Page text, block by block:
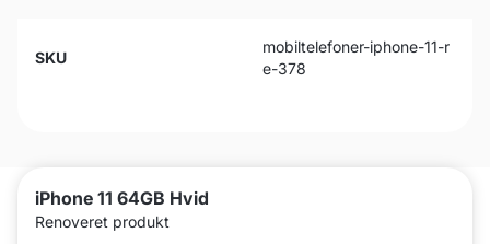
iPhone 11 64GB Hvid
Renoveret produkt
SKU
mobiltelefoner-iphone-11-r
e-378